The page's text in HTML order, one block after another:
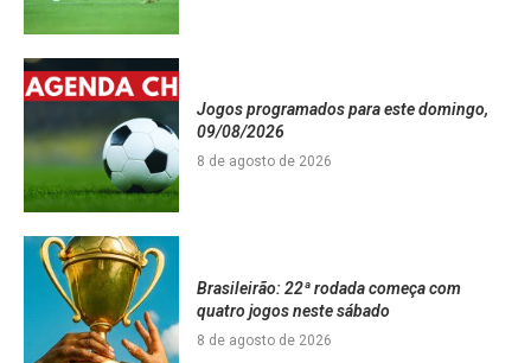
Jogos programados para este domingo,
09/08/2026
8 de agosto de 2026
Brasileirão: 22ª rodada começa com
quatro jogos neste sábado
8 de agosto de 2026